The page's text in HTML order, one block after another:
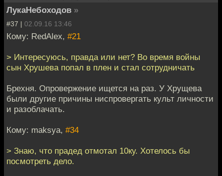
ЛукаНебоходов »
#37 | 02.09.16 13:46
Кому: RedAlex, #21
> Интересуюсь, правда или нет? Во время войны
сын Хрушева попал в плен и стал сотрудничать
Брехня. Опровержение ищется на раз. У Хрущева
были другие причины ниспровергать культ личности
и разоблачать.
Кому: maksya, #34
> Знаю, что прадед отмотал 10ку. Хотелось бы
посмотреть дело.